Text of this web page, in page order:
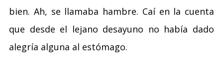
bien. Ah, se llamaba hambre. Caí en la cuenta
que desde el lejano desayuno no había dado
alegría alguna al estómago.